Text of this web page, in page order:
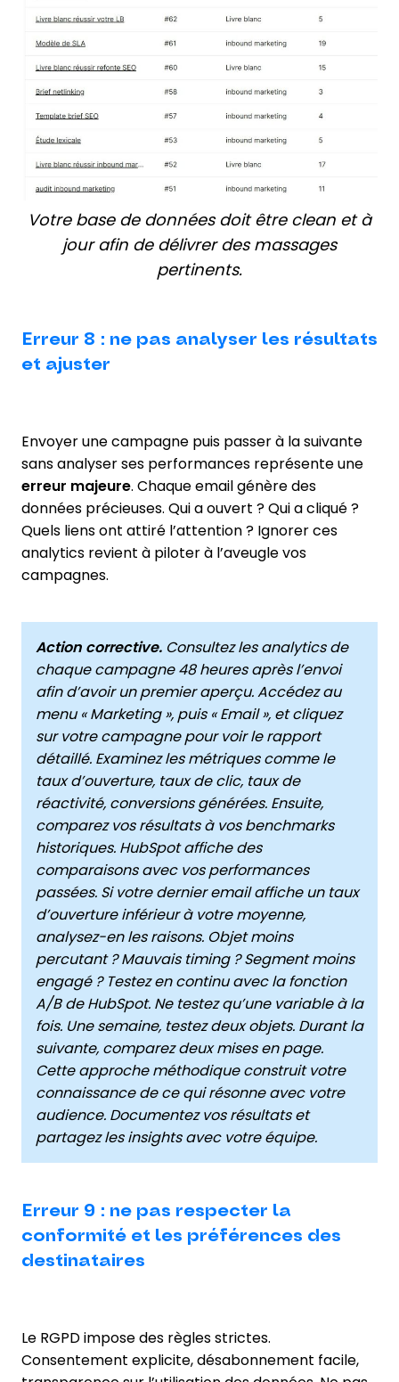
Votre base de données doit être clean et à
jour afin de délivrer des massages
pertinents.
Erreur 8 : ne pas analyser les résultats
et ajuster
Envoyer une campagne puis passer à la suivante
sans analyser ses performances représente une
erreur majeure. Chaque email génère des
données précieuses. Qui a ouvert ? Qui a cliqué ?
Quels liens ont attiré l’attention ? Ignorer ces
analytics revient à piloter à l’aveugle vos
campagnes.
Action corrective. Consultez les analytics de
chaque campagne 48 heures après l’envoi
afin d’avoir un premier aperçu. Accédez au
menu « Marketing », puis « Email », et cliquez
sur votre campagne pour voir le rapport
détaillé. Examinez les métriques comme le
taux d’ouverture, taux de clic, taux de
réactivité, conversions générées. Ensuite,
comparez vos résultats à vos benchmarks
historiques. HubSpot affiche des
comparaisons avec vos performances
passées. Si votre dernier email affiche un taux
d’ouverture inférieur à votre moyenne,
analysez-en les raisons. Objet moins
percutant ? Mauvais timing ? Segment moins
engagé ? Testez en continu avec la fonction
A/B de HubSpot. Ne testez qu’une variable à la
fois. Une semaine, testez deux objets. Durant la
suivante, comparez deux mises en page.
Cette approche méthodique construit votre
connaissance de ce qui résonne avec votre
audience. Documentez vos résultats et
partagez les insights avec votre équipe.
Erreur 9 : ne pas respecter la
conformité et les préférences des
destinataires
Le RGPD impose des règles strictes.
Consentement explicite, désabonnement facile,